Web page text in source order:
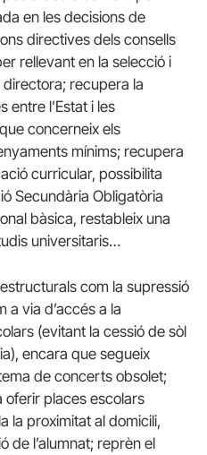
en les decisions de
directives dels consells
rellevant en la selecció i
recupera la
entre l’Estat i les
concerneix els
mínims; recupera
curricular, possibilita
Secundària Obligatòria
bàsica, restableix una
universitaris…
com la supressió
a via d’accés a la
(evitant la cessió de sòl
encara que segueix
de concerts obsolet;
oferir places escolars
la proximitat al domicili,
de l’alumnat; reprèn el